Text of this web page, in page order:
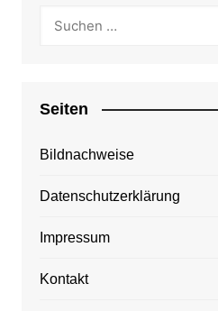
Seiten
Bildnachweise
Datenschutzerklärung
Impressum
Kontakt